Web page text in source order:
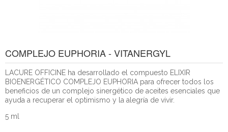
COMPLEJO EUPHORIA - VITANERGYL
LACURE OFFICINE ha desarrollado el compuesto ELIXIR
BIOENERGÉTICO COMPLEJO EUPHORIA para ofrecer todos los
beneficios de un complejo sinergético de aceites esenciales que
ayuda a recuperar el optimismo y la alegría de vivir.
5 ml